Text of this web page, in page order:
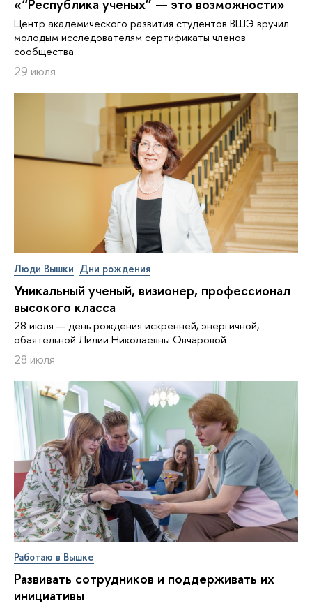
«“Республика ученых” — это возможности»
Центр академического развития студентов ВШЭ вручил
молодым исследователям сертификаты членов
сообщества
29 июля
Люди Вышки Дни рождения
Уникальный ученый, визионер, про­фес­си­о­нал
высокого класса
28 июля — день рождения искренней, энергичной,
обаятельной Лилии Николаевны Овчаровой
28 июля
Работаю в Вышке
Развивать сотрудников и поддерживать их
инициативы